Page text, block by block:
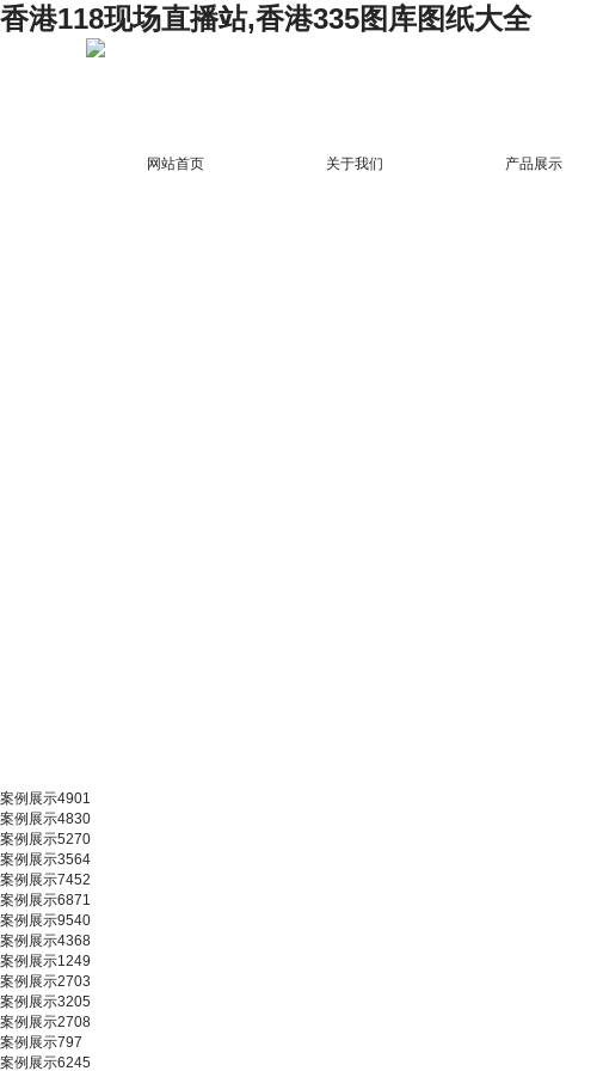
香港118现场直播站,香港335图库图纸大全
网站首页 关于我们 产品展示
案例展示4901
案例展示4830
案例展示5270
案例展示3564
案例展示7452
案例展示6871
案例展示9540
案例展示4368
案例展示1249
案例展示2703
案例展示3205
案例展示2708
案例展示797
案例展示6245